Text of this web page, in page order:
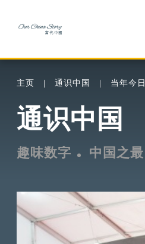
主页 通识中国 当年今日
通识中国
趣味数字 中国之最